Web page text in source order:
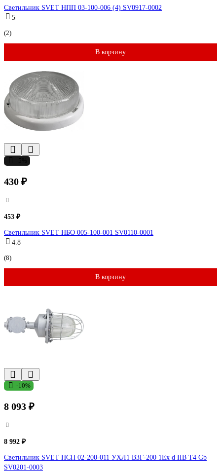
Светильник SVET НПП 03-100-006 (4) SV0917-0002
5
(2)
В корзину
430 ₽
453 ₽
Светильник SVET НБО 005-100-001 SV0110-0001
4.8
(8)
В корзину
-10%
8 093 ₽
8 992 ₽
Светильник SVET НСП 02-200-011 УХЛ1 ВЗГ-200 1Ex d IIB T4 Gb
SV0201-0003